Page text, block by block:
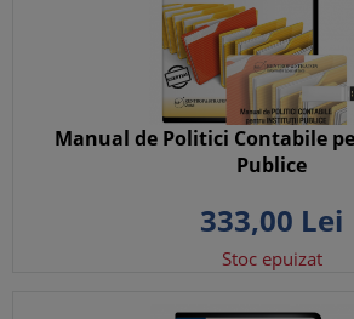
Manual de Politici Contabile
Publice
333,00 Lei
Stoc epuizat